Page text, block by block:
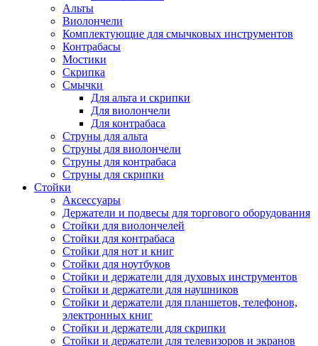
Альты
Виолончели
Комплектующие для смычковых инструментов
Контрабасы
Мостики
Скрипка
Смычки
Для альта и скрипки
Для виолончели
Для контрабаса
Струны для альта
Струны для виолончели
Струны для контрабаса
Струны для скрипки
Стойки
Аксессуары
Держатели и подвесы для торгового оборудования
Стойки для виолончелей
Стойки для контрабаса
Стойки для нот и книг
Стойки для ноутбуков
Стойки и держатели для духовых инструментов
Стойки и держатели для наушников
Стойки и держатели для планшетов, телефонов,
электронных книг
Стойки и держатели для скрипки
Стойки и держатели для телевизоров и экранов